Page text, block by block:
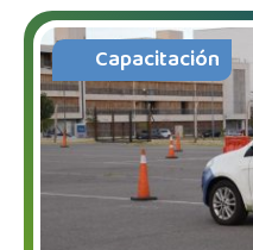
Capacitación